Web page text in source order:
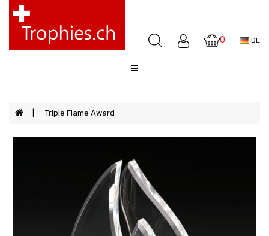
0 DE
Pokale
Medaillen
Awards
Glocken
Sale
FAQ
Triple Flame Award